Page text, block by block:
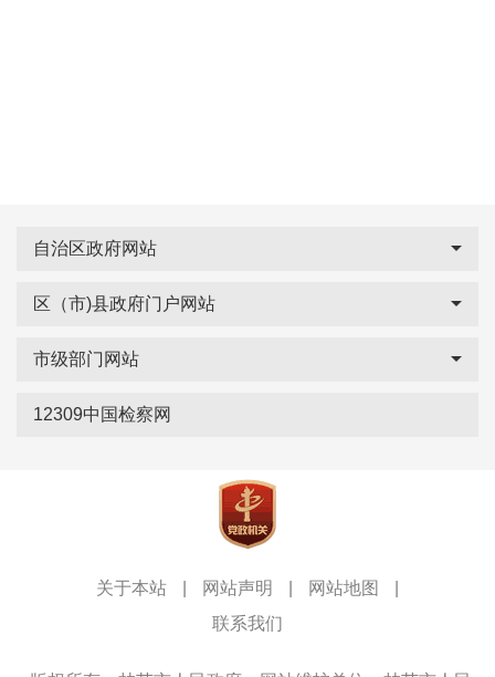
自治区政府网站
区（市)县政府门户网站
市级部门网站
12309中国检察网
关于本站 网站声明 网站地图
联系我们